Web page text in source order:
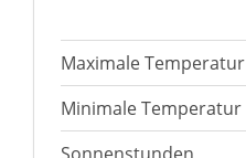
Maximale Temperatur
Minimale Temperatur